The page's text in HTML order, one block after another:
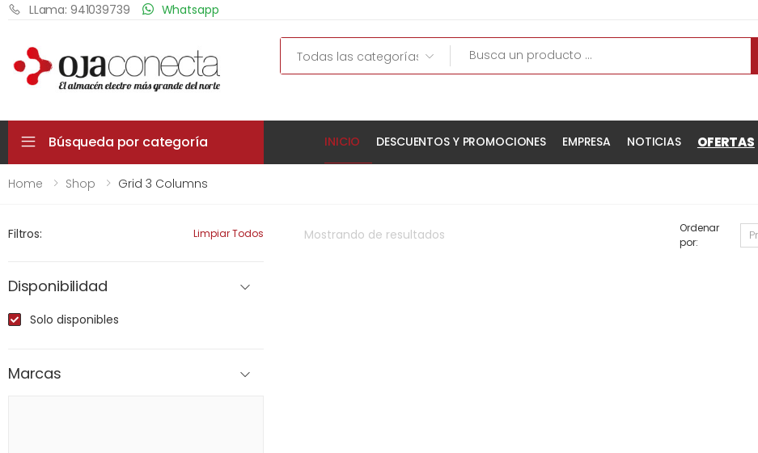
LLama: 941039739 Whatsapp
Search
Búsqueda por categoría INICIO DESCUENTOS Y PROMOCIONES EMPRESA NOTICIAS OFERTAS
Home Shop Grid 3 Columns
Mostrando de resultados
Ordenar
por:
Filtros: Limpiar Todos
Disponibilidad
Solo disponibles
Marcas